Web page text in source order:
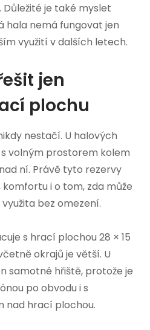
je také myslet
hala nemá fungovat jen
využití v dalších letech.
jen
plochu
nestačí. U halových
volným prostorem kolem
ní. Právě tyto rezervy
i o tom, zda může
bez omezení.
s hrací plochou 28 × 15
okrajů je větší. U
samotné hřiště, protože je
po obvodu i s
hrací plochou.